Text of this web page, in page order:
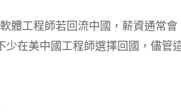
體工程師若回流中國，薪資通常會
在美中國工程師選擇回國，儘管